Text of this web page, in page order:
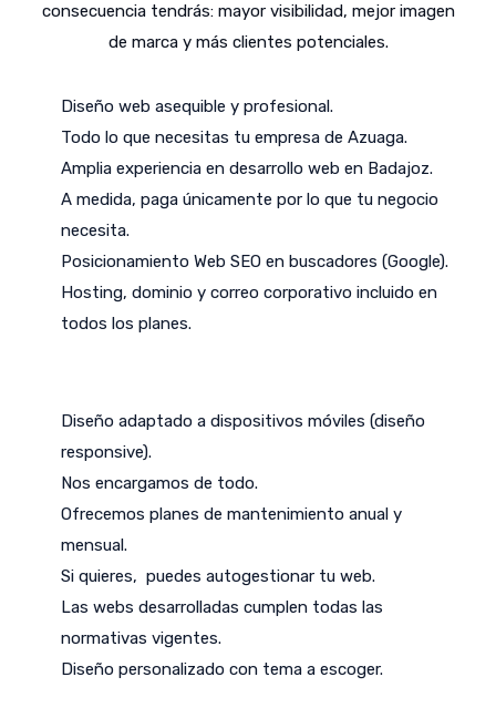
consecuencia tendrás: mayor visibilidad, mejor imagen
de marca y más clientes potenciales.
Diseño web asequible y profesional.
Todo lo que necesitas tu empresa de Azuaga.
Amplia experiencia en desarrollo web en Badajoz.
A medida, paga únicamente por lo que tu negocio
necesita.
Posicionamiento Web SEO en buscadores (Google).
Hosting, dominio y correo corporativo incluido en
todos los planes.
Diseño adaptado a dispositivos móviles (diseño
responsive).
Nos encargamos de todo.
Ofrecemos planes de mantenimiento anual y
mensual.
Si quieres, puedes autogestionar tu web.
Las webs desarrolladas cumplen todas las
normativas vigentes.
Diseño personalizado con tema a escoger.